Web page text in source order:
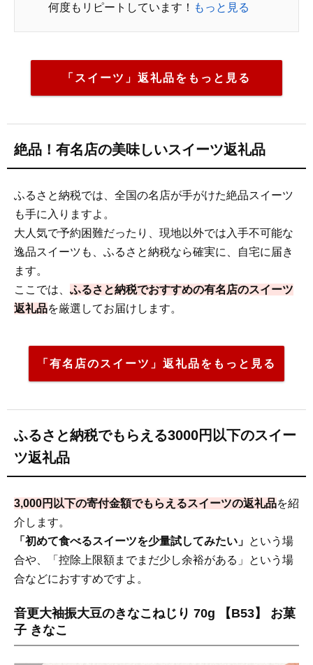
何度もリピートしています！ もっと見る
「スイーツ」返礼品をもっと見る
絶品！有名店の美味しいスイーツ返礼品
ふるさと納税では、全国の名店が手がけた絶品スイーツ
も手に入りますよ。
大人気で予約困難だったり、現地以外では入手不可能な
逸品スイーツも、ふるさと納税なら確実に、自宅に届き
ます。
ここでは、 ふるさと納税でおすすめの有名店のスイーツ
返礼品を厳選してお届けします。
「有名店のスイーツ」返礼品をもっと見る
ふるさと納税でもらえる3000円以下のスイー
ツ返礼品
3,000円以下の寄付金額でもらえるスイーツの返礼品を紹
介します。
「初めて食べるスイーツを少量試してみたい」 という場
合や、「控除上限額までまだ少し余裕がある」という場
合などにおすすめですよ。
音更大袖振大豆のきなこねじり 70g 【B53】 お菓
子 きなこ